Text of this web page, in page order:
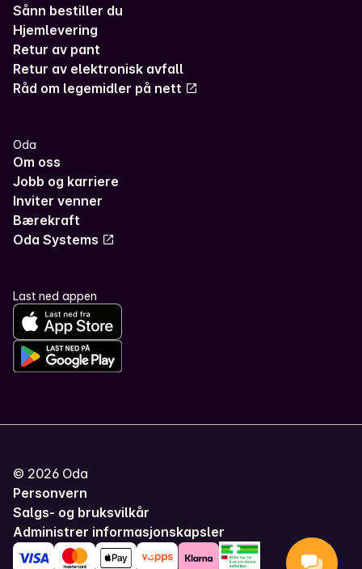
Sånn bestiller du
Hjemlevering
Retur av pant
Retur av elektronisk avfall
Råd om legemidler på nett
Oda
Om oss
Jobb og karriere
Inviter venner
Bærekraft
Oda Systems
Last ned appen
© 2026 Oda
Personvern
Salgs- og bruksvilkår
Administrer informasjonskapsler